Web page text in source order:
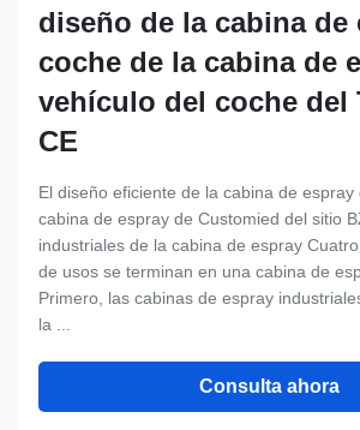
diseño de la cabina de
coche de la cabina de
vehículo del coche del
CE
El diseño eficiente de la cabina de espray
cabina de espray de Customied del sitio
industriales de la cabina de espray
de usos se terminan en una cabina de
Primero, las cabinas de espray
la ...
Consulta ahora